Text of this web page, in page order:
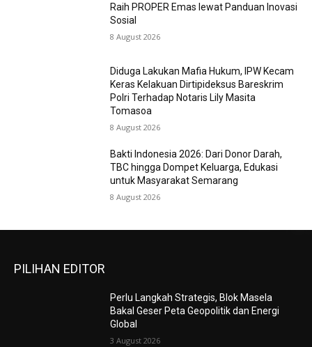
Raih PROPER Emas lewat Panduan Inovasi
Sosial
8 August 2026
Diduga Lakukan Mafia Hukum, IPW Kecam
Keras Kelakuan Dirtipideksus Bareskrim
Polri Terhadap Notaris Lily Masita
Tomasoa
8 August 2026
Bakti Indonesia 2026: Dari Donor Darah,
TBC hingga Dompet Keluarga, Edukasi
untuk Masyarakat Semarang
8 August 2026
PILIHAN EDITOR
Perlu Langkah Strategis, ​Blok Masela
Bakal Geser Peta Geopolitik dan Energi
Global
3 August 2026